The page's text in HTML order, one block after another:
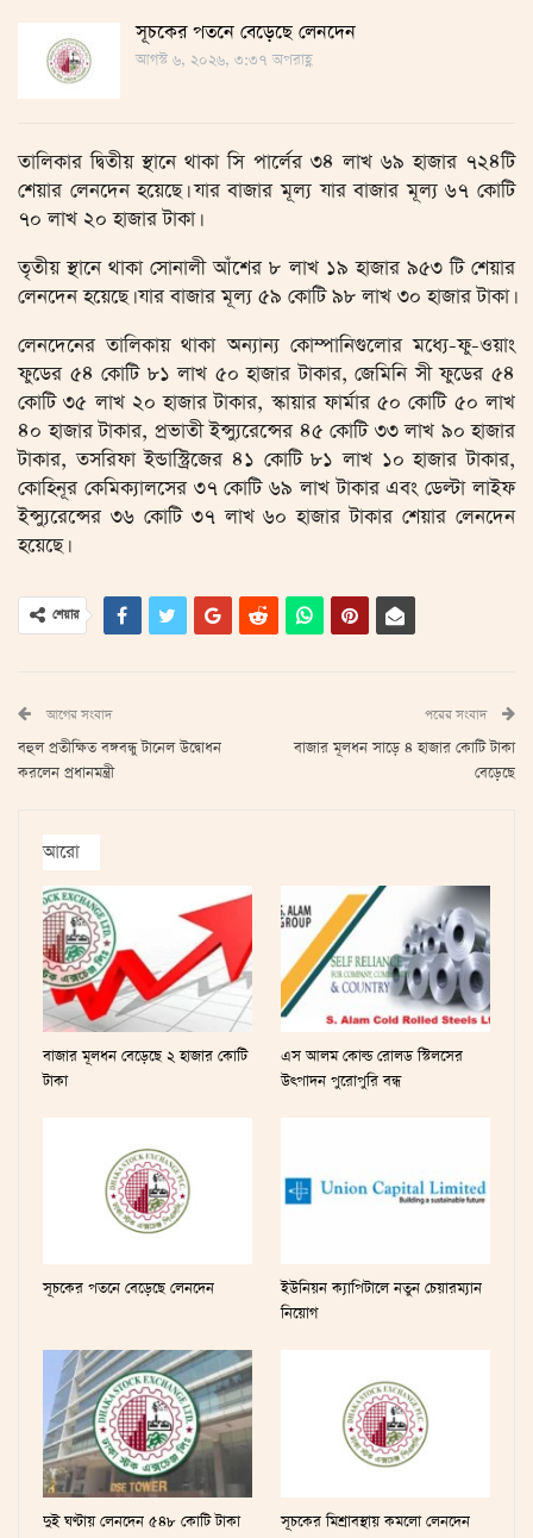
সূচকের পতনে বেড়েছে লেনদেন
আগস্ট ৬, ২০২৬, ৩:৩৭ অপরাহ্ণ
তালিকার দ্বিতীয় স্থানে থাকা সি পার্লের ৩৪ লাখ ৬৯ হাজার ৭২৪টি
শেয়ার লেনদেন হয়েছে। যার বাজার মূল্য যার বাজার মূল্য ৬৭ কোটি
৭০ লাখ ২০ হাজার টাকা।
তৃতীয় স্থানে থাকা সোনালী আঁশের ৮ লাখ ১৯ হাজার ৯৫৩ টি শেয়ার
লেনদেন হয়েছে। যার বাজার মূল্য ৫৯ কোটি ৯৮ লাখ ৩০ হাজার টাকা।
লেনদেনের তালিকায় থাকা অন্যান্য কোম্পানিগুলোর মধ্যে-ফু-ওয়াং
ফুডের ৫৪ কোটি ৮১ লাখ ৫০ হাজার টাকার, জেমিনি সী ফুডের ৫৪
কোটি ৩৫ লাখ ২০ হাজার টাকার, স্কায়ার ফার্মার ৫০ কোটি ৫০ লাখ
৪০ হাজার টাকার, প্রভাতী ইন্স্যুরেন্সের ৪৫ কোটি ৩৩ লাখ ৯০ হাজার
টাকার, তসরিফা ইন্ডাস্ট্রিজের ৪১ কোটি ৮১ লাখ ১০ হাজার টাকার,
কোহিনূর কেমিক্যালসের ৩৭ কোটি ৬৯ লাখ টাকার এবং ডেল্টা লাইফ
ইন্স্যুরেন্সের ৩৬ কোটি ৩৭ লাখ ৬০ হাজার টাকার শেয়ার লেনদেন
হয়েছে।
শেয়ার
আগের সংবাদ
বহুল প্রতীক্ষিত বঙ্গবন্ধু টানেল উদ্বোধন
করলেন প্রধানমন্ত্রী
পরের সংবাদ
বাজার মূলধন সাড়ে ৪ হাজার কোটি টাকা
বেড়েছে
আরো
বাজার মূলধন বেড়েছে ২ হাজার কোটি
টাকা
এস আলম কোল্ড রোলড স্টিলসের
উৎপাদন পুরোপুরি বন্ধ
সূচকের পতনে বেড়েছে লেনদেন
ইউনিয়ন ক্যাপিটালে নতুন চেয়ারম্যান
নিয়োগ
দুই ঘণ্টায় লেনদেন ৫৪৮ কোটি টাকা সূচকের মিশ্রাবস্থায় কমলো লেনদেন